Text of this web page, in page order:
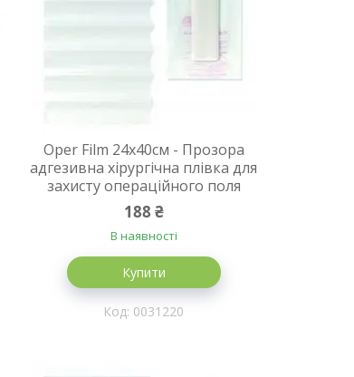
Oper Film 24х40см - Прозора
адгезивна хірургічна плівка для
захисту операційного поля
188 ₴
В наявності
Купити
0031220